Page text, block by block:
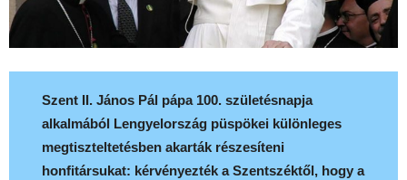
Szent II. János Pál pápa 100. születésnapja
alkalmából Lengyelország püspökei különleges
megtiszteltetésben akarták részesíteni
honfitársukat: kérvényezték a Szentszéktől, hogy a